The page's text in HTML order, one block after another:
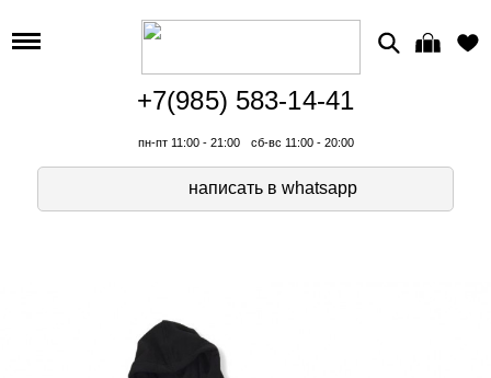
+7(985) 583-14-41
пн-пт 11:00 - 21:00 сб-вс 11:00 - 20:00
написать в whatsapp